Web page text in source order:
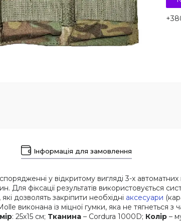
Інформація для замовлення
у відкритому вигляді 3-х
Для фіксації результатів використовується
дозволять закріпити необхідні аксесуари
виконана із міцної гумки, яка не тягнеться з
: 25х15 см; Тканина – Cordura 1000D; Колір –